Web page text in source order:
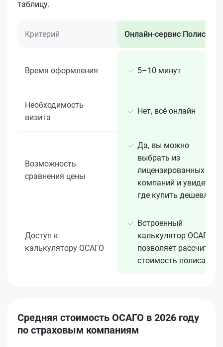
таблицу.
Критерий Онлайн-сервис Полис 812
Время оформления 5–10 минут
Необходимость
визита
Нет, всё онлайн
Возможность
сравнения цены
Да, вы можно
выбрать из
лицензированных 15+
компаний и увидеть,
где купить дешевле
Доступ к
калькулятору ОСАГО
Встроенный
калькулятор ОСАГО
позволяет рассчитать
стоимость полиса
Средняя стоимость ОСАГО в 2026 году
по страховым компаниям